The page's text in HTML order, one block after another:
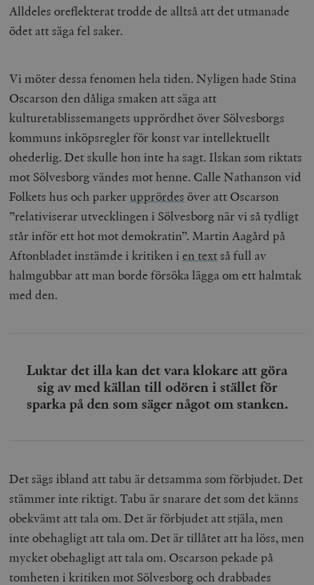
Alldeles oreflekterat trodde de alltså att det utmanade
ödet att säga fel saker.
Vi möter dessa fenomen hela tiden. Nyligen hade Stina
Oscarson den dåliga smaken att säga att
kulturetablissemangets upprördhet över Sölvesborgs
kommuns inköpsregler för konst var intellektuellt
ohederlig. Det skulle hon inte ha sagt. Ilskan som riktats
mot Sölvesborg vändes mot henne. Calle Nathanson vid
Folkets hus och parker upprördes över att Oscarson
”relativiserar utvecklingen i Sölvesborg när vi så tydligt
står inför ett hot mot demokratin”. Martin Aagård på
Aftonbladet instämde i kritiken ien text så full av
halmgubbar att man borde försöka lägga om ett halmtak
med den.
Luktar det illa kan det vara klokare att göra
sig av med källan till odören i stället för
sparka på den som säger något om stanken.
Det sägs ibland att tabu är detsamma som förbjudet. Det
stämmer inte riktigt. Tabu är snarare det som det känns
obekvämt att tala om. Det är förbjudet att stjäla, men
inte obehagligt att tala om. Det är tillåtet att ha löss, men
mycket obehagligt att tala om. Oscarson pekade på
tomheten i kritiken mot Sölvesborg och drabbades